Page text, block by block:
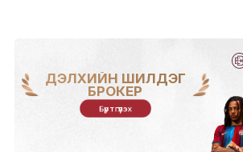
ДЭЛХИЙН ШИЛДЭГ
БРОКЕР
Бүртгүүлэх